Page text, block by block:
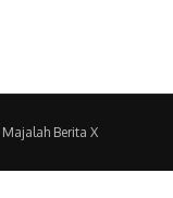
Majalah Berita X